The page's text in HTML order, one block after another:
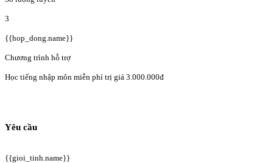
3
{{hop_dong.name}}
Chương trình hỗ trợ
Học tiếng nhập môn miễn phí trị giá 3.000.000đ
Yêu cầu
{{gioi_tinh.name}}